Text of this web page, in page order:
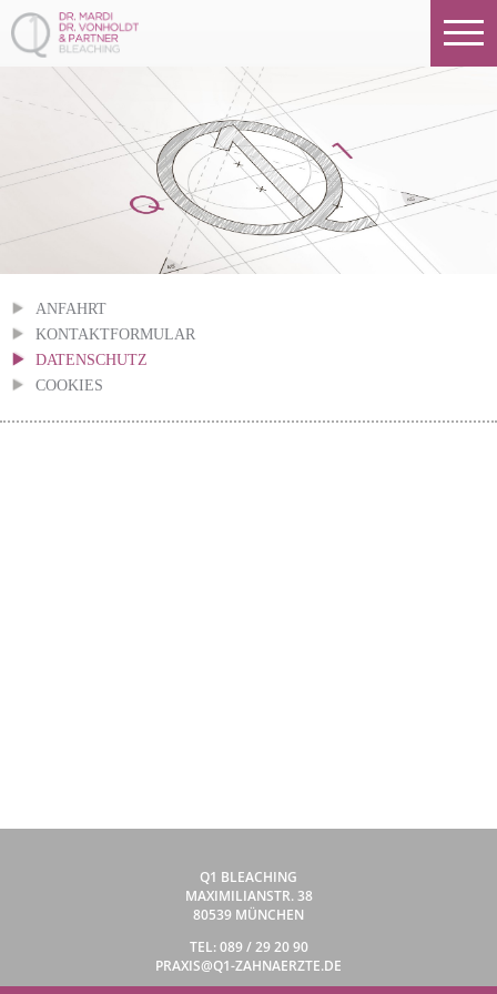
ANFAHRT
KONTAKTFORMULAR
DATENSCHUTZ
COOKIES
Q1 BLEACHING
MAXIMILIANSTR. 38
80539 MÜNCHEN
TEL: 089 / 29 20 90
PRAXIS@Q1-ZAHNAERZTE.DE